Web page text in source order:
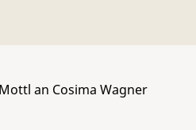
an Cosima Wagner